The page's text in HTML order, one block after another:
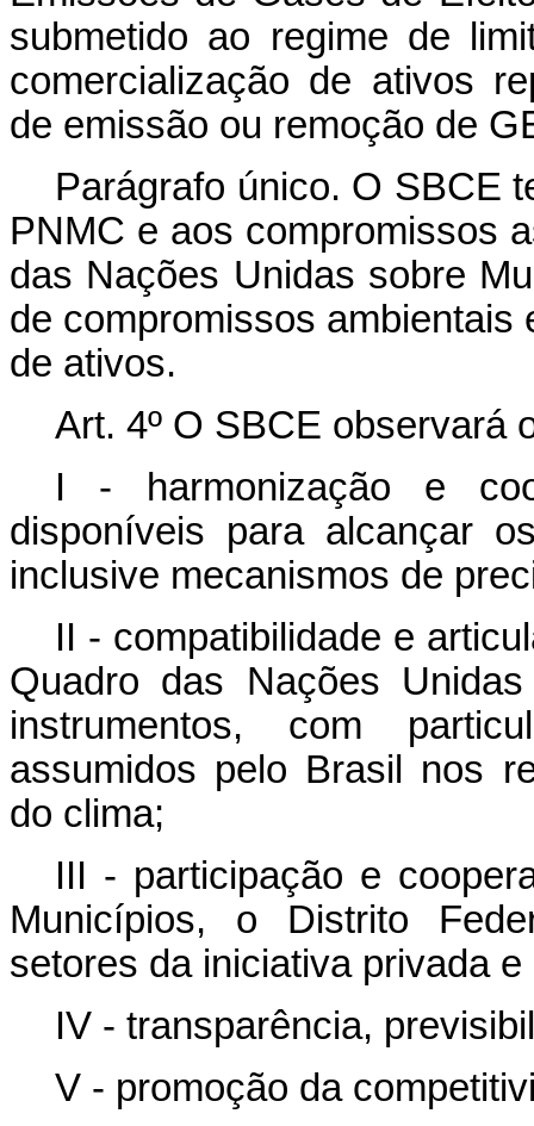
submetido ao regime de
comercialização de ativos
de emissão ou remoção de
Parágrafo único. O SBCE
PNMC e aos compromissos
das Nações Unidas sobre
de compromissos ambientais
de ativos.
Art. 4º O SBCE observará
I - harmonização e
disponíveis para alcançar
inclusive mecanismos de
II - compatibilidade e
Quadro das Nações
instrumentos, com
assumidos pelo Brasil nos
do clima;
III - participação e
Municípios, o Distrito
setores da iniciativa privada
IV - transparência,
V - promoção da